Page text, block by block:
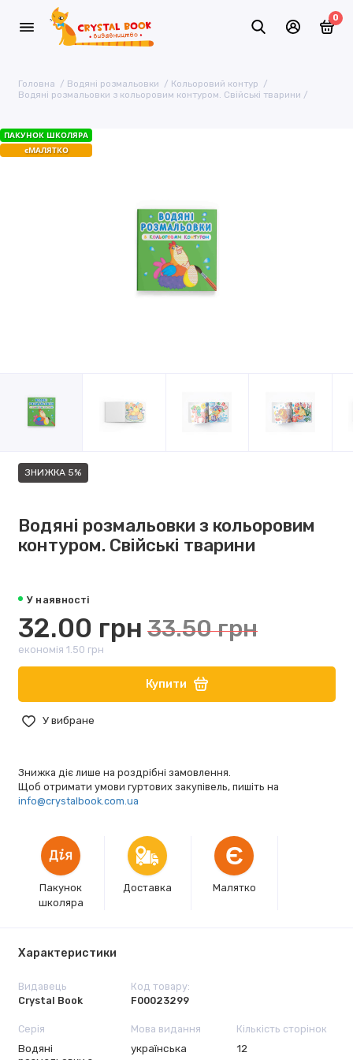
0
Головна Водяні розмальовки
Кольоровий контур
Водяні розмальовки з кольоровим контуром. Свійські тварини
ПАКУНОК ШКОЛЯРА
єМАЛЯТКО
ЗНИЖКА 5%
Водяні розмальовки з кольоровим
контуром. Свійські тварини
У наявності
32.00 грн 33.50 грн
економія 1.50 грн
Купити
У вибране
Знижка діє лише на роздрібні замовлення.
Щоб отримати умови гуртових закупівель, пишіть на
info@crystalbook.com.ua
Пакунок
школяра
Доставка
Є
Малятко
Характеристики
Видавець
Crystal Book
Код товару:
F00023299
Серія
Водяні
Мова видання
українська
Кількість сторінок
12